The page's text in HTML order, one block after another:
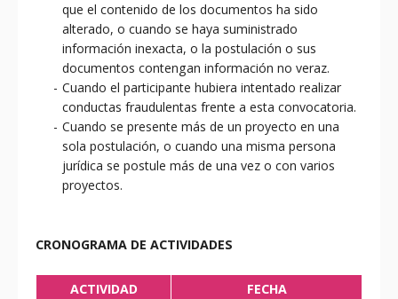
que el contenido de los documentos ha sido
alterado, o cuando se haya suministrado
información inexacta, o la postulación o sus
documentos contengan información no veraz.
Cuando el participante hubiera intentado realizar
conductas fraudulentas frente a esta convocatoria.
Cuando se presente más de un proyecto en una
sola postulación, o cuando una misma persona
jurídica se postule más de una vez o con varios
proyectos.
CRONOGRAMA DE ACTIVIDADES
ACTIVIDAD
FECHA